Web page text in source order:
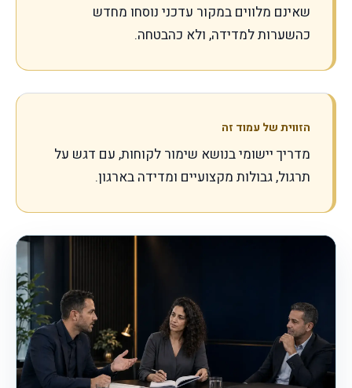
שאינם מלווים במקור עדכני נוסחו מחדש
כהשערות למדידה, ולא כהבטחה.
הזווית של עמוד זה
מדריך יישומי בנושא שימור לקוחות, עם דגש על
תרגול, גבולות מקצועיים ומדידה בארגון.